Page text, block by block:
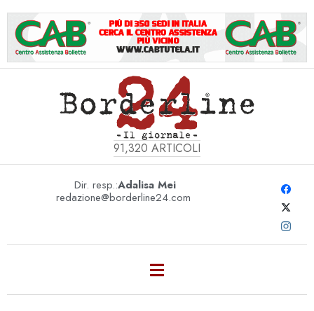
91,320 ARTICOLI
Dir. resp.:Adalisa Mei
redazione@borderline24.com